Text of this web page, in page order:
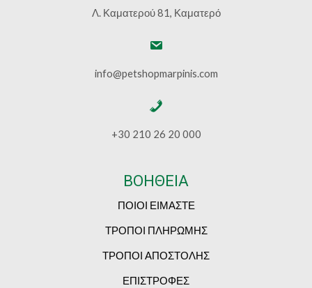
Λ. Καματερού 81, Καματερό
info@petshopmarpinis.com
+30 210 26 20 000
ΒΟΗΘΕΙΑ
ΠΟΙΟΙ ΕΙΜΑΣΤΕ
ΤΡΟΠΟΙ ΠΛΗΡΩΜΗΣ
ΤΡΟΠΟΙ ΑΠΟΣΤΟΛΗΣ
ΕΠΙΣΤΡΟΦΕΣ